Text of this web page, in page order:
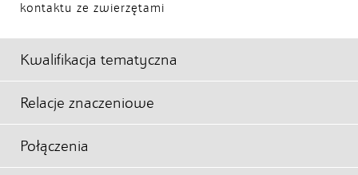
kontaktu ze zwierzętami
Kwalifikacja tematyczna
Relacje znaczeniowe
Połączenia